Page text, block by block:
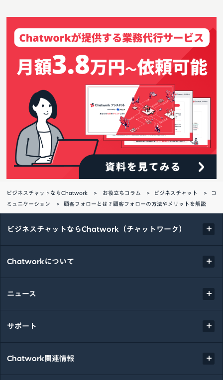
ビジネスチャットならChatwork お役立ちコラム ビジネスチャット
コ
ミュニケーション
顧客フォローとは？顧客フォローの方法やメリットを解説
ビジネスチャットならChatwork（チャットワーク）
Chatworkについて
ニュース
サポート
Chatwork関連情報